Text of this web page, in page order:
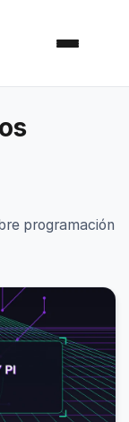
programación